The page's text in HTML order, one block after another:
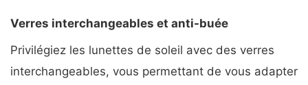
Verres interchangeables et anti-buée
Privilégiez les lunettes de soleil avec des verres
interchangeables, vous permettant de vous adapter